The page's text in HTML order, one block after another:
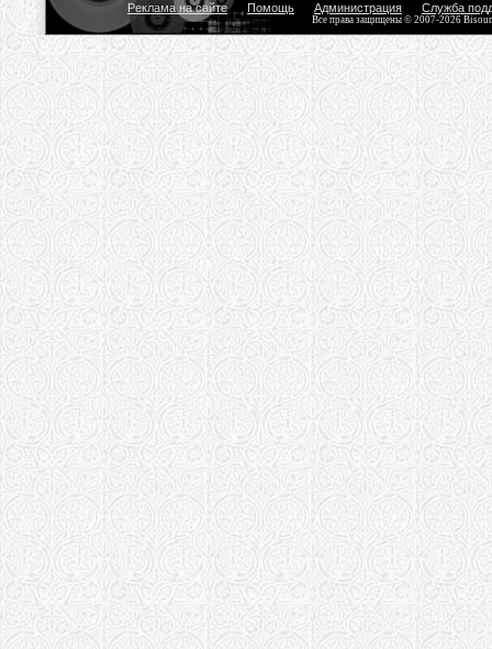
Реклама на сайте Помощь Администрация Служба
Все права защищены © 2007-2026